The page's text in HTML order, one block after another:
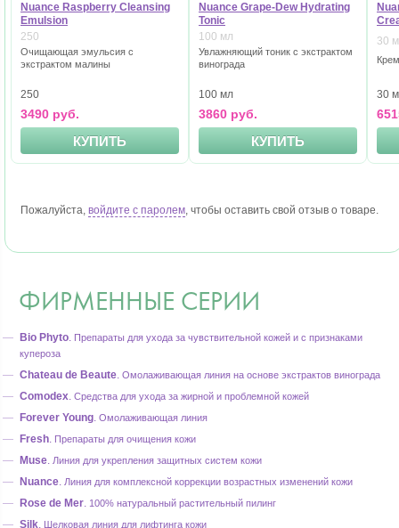
Nuance Raspberry Cleansing
Emulsion
250
Очищающая эмульсия с
экстрактом малины
250
3490 руб.
КУПИТЬ
Nuance Grape-Dew Hydrating
Tonic
100 мл
Увлажняющий тоник с экстрактом
винограда
100 мл
3860 руб.
КУПИТЬ
30
30
Пожалуйста, войдите с паролем, чтобы оставить свой отзыв о товаре.
ФИРМЕННЫЕ СЕРИИ
Bio Phyto. Препараты для ухода за чувствительной кожей и с признаками
купероза
Chateau de Beaute. Омолаживающая линия на основе экстрактов винограда
Comodex. Средства для ухода за жирной и проблемной кожей
Forever Young. Омолаживающая линия
Fresh. Препараты для очищения кожи
Muse. Линия для укрепления защитных систем кожи
Nuance. Линия для комплексной коррекции возрастных изменений кожи
Rose de Mer. 100% натуральный растительный пилинг
Silk. Шелковая линия для лифтинга кожи